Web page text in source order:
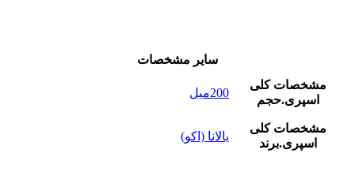
سایر مشخصات
مشخصات کلی
اسپری.حجم
200میل
مشخصات کلی
اسپری.برند
یالانا (اکو)